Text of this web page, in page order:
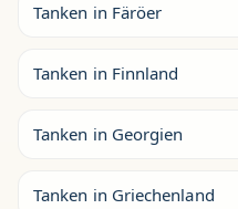
Tanken in Färöer
Tanken in Finnland
Tanken in Georgien
Tanken in Griechenland